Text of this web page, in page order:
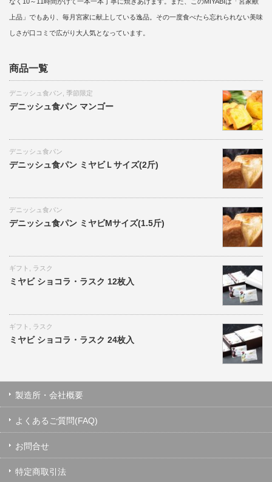
上品」でもあり、毎月宮家に献上している逸品。その一度食べたら忘れられない美味
しさが口コミで広がり大人気となっています。
商品一覧
デニッシュ食パン 季節限定
デニッシュ食パン マンゴー
デニッシュ食パン
デニッシュ食パン ミヤビＬサイズ(2斤)
デニッシュ食パン
デニッシュ食パン ミヤビMサイズ(1.5斤)
ギフト ラスク
ミヤビ ショコラ・ラスク 12枚入
ギフト ラスク
ミヤビ ショコラ・ラスク 24枚入
製造所・会社概要
よくあるご質問(FAQ)
お問合せ
特定商取引法